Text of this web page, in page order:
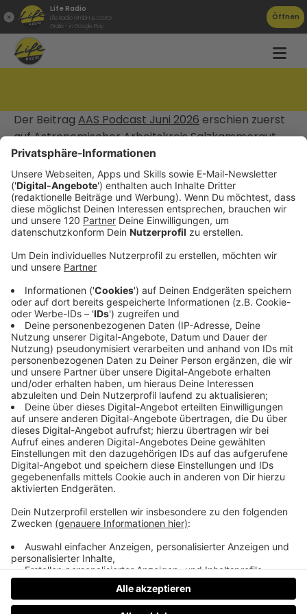
Life Radio
Life Radio GmbH & Co.KG
Gratis - in Google Play
Öffnen
Der Beitrag AAS Podcast Juni 2026 erschien zuerst
aufAstronomischer Arbeitskreis Salzkammergut.
Datenschutz
Impressum AGBs JobsKontakt Werben